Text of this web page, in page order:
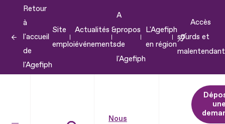
contenu
Retour
à
l'accueil
de
l'Agefiph
Site
emploi
Actualités &
événements
A
propos
de
l'Agefiph
L'Agefiph
en région
Accès
sourds et
Nous